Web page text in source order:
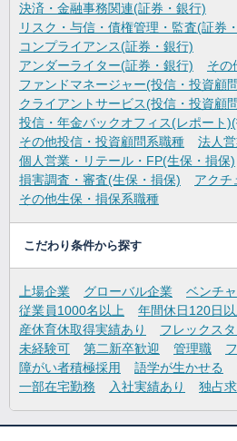
決済・金融事務関連(証券・銀行)
リスク・与信・債権管理・監査(証券
コンプライアンス(証券・銀行)
アンダーライター(証券・銀行)
その
ファンドマネージャー(投信・投資顧
クライアントサービス(投信・投資顧
投信・年金バックオフィス(レポート
その他投信・投資顧問系職種
法人
個人営業・リテール・FP(生保・損保)
損害調査・審査(生保・損保)
アクチ
その他生保・損保系職種
こだわり条件から探す
上場企業 グローバル企業 ベンチ
従業員1000名以上
年間休日120日
産休育休取得実績あり
フレックス
未経験可
第二新卒歓迎 管理職
障がい者積極採用
語学が生かせる
一部在宅勤務
入社実績あり 独占